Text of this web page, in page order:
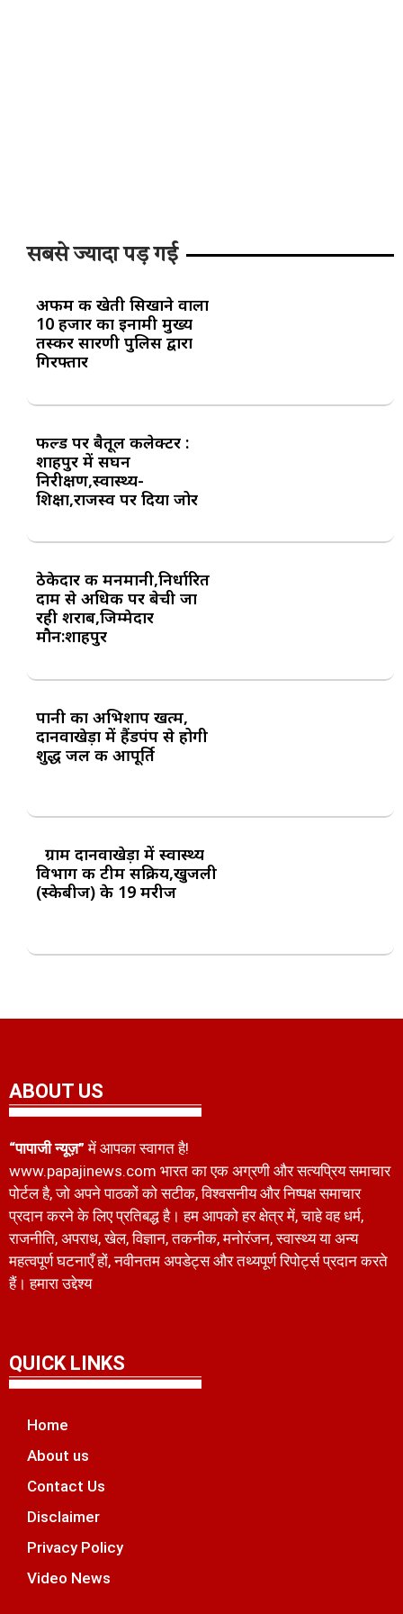
सबसे ज्यादा पड़ गई
अफीम की खेती सिखाने वाला
10 हजार का इनामी मुख्य
तस्कर सारणी पुलिस द्वारा
गिरफ्तार
फील्ड पर बैतूल कलेक्टर :
शाहपुर में सघन
निरीक्षण,स्वास्थ्य-
शिक्षा,राजस्व पर दिया जोर
ठेकेदार की मनमानी,निर्धारित
दाम से अधिक पर बेची जा
रही शराब,जिम्मेदार
मौन:शाहपुर
पानी का अभिशाप खत्म,
दानवाखेड़ा में हैंडपंप से होगी
शुद्ध जल की आपूर्ति
ग्राम दानवाखेड़ा में स्वास्थ्य
विभाग की टीम सक्रिय,खुजली
(स्केबीज) के 19 मरीज
ABOUT US
“पापाजी न्यूज़” में आपका स्वागत है!
www.papajinews.com भारत का एक अग्रणी और सत्यप्रिय समाचार
पोर्टल है, जो अपने पाठकों को सटीक, विश्वसनीय और निष्पक्ष समाचार
प्रदान करने के लिए प्रतिबद्ध है। हम आपको हर क्षेत्र में, चाहे वह धर्म,
राजनीति, अपराध, खेल, विज्ञान, तकनीक, मनोरंजन, स्वास्थ्य या अन्य
महत्वपूर्ण घटनाएँ हों, नवीनतम अपडेट्स और तथ्यपूर्ण रिपोर्ट्स प्रदान करते
हैं। हमारा उद्देश्य
QUICK LINKS
Home
About us
Contact Us
Disclaimer
Privacy Policy
Video News